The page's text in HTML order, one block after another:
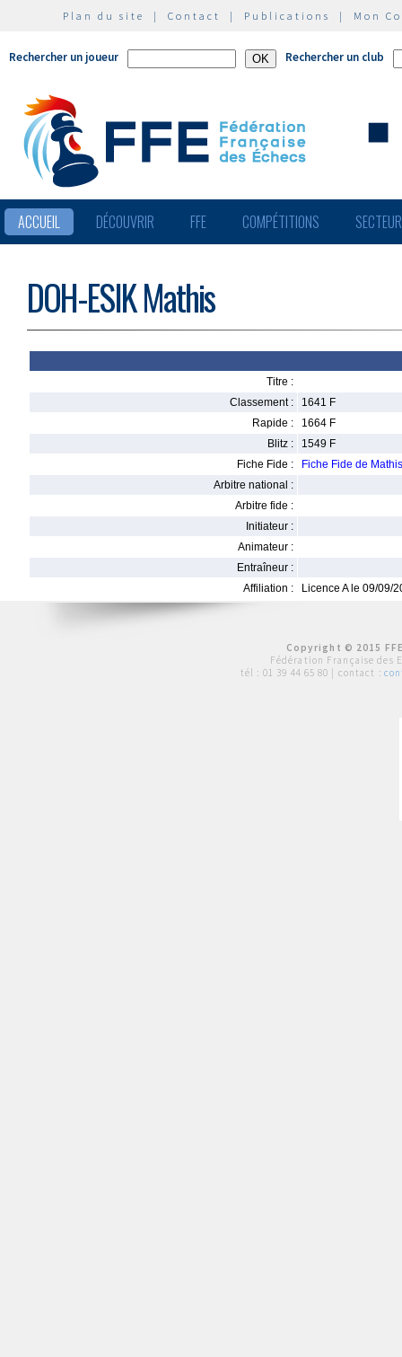
Plan du site | Contact | Publications | Mon
Rechercher un joueur Rechercher un club
ACCUEIL DÉCOUVRIR FFE COMPÉTITIONS
DOH-ESIK Mathis
Titre :
Classement :
1641 F
Rapide :
1664 F
Blitz :
1549 F
Fiche Fide :
Fiche Fide de
Arbitre national :
Arbitre fide :
Initiateur :
Animateur :
Entraîneur :
Affiliation :
Licence A le 09/09/
Copyright © 2015
Fédération Française des
tél : 01 39 44 65 80 | contact :